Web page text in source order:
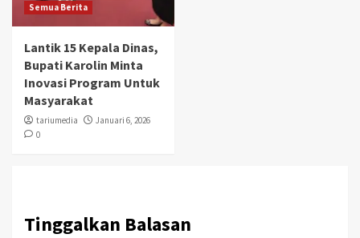
Semua Berita
Lantik 15 Kepala Dinas,
Bupati Karolin Minta
Inovasi Program Untuk
Masyarakat
tariumedia
Januari 6, 2026
0
Tinggalkan Balasan